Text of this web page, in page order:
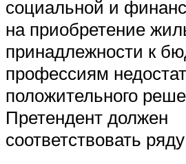
социальной и
на приобретение
принадлежности к
профессиям
положительного
Претендент должен
соответствовать